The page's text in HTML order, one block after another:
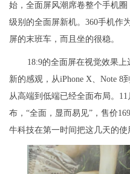
始，全面屏风潮席卷整个手机
级别的全面屏新机。360手机作
屏的末班车，而且坐的很稳。
18:9的全面屏在视觉效果
新的感观，从iPhone X、Note 8
从高端到低端已经全面布局。
布，“全面，显而易见”，售价
牛科技在第一时间把这几天的使